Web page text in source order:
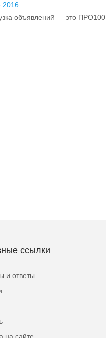
объявлений — это ПРО100
ссылки
и ответы